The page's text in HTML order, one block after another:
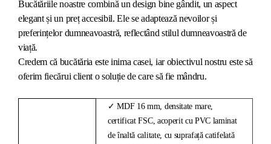
Bucătăriile noastre combină un design bine gândit, un aspect
elegant și un preț accesibil. Ele se adaptează nevoilor și
preferințelor dumneavoastră, reflectând stilul dumneavoastră de
viață.
Credem că bucătăria este inima casei, iar obiectivul nostru este să
oferim fiecărui client o soluție de care să fie mândru.
✓ MDF 16 mm, densitate mare,
certificat FSC, acoperit cu PVC laminat
de înaltă calitate, cu suprafață catifelată